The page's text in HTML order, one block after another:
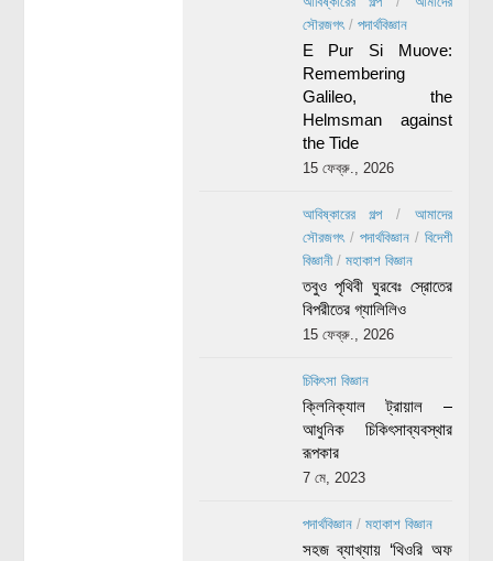
সৌরজগৎ/ পদার্থবিজ্ঞান
E Pur Si Muove:
Remembering
Galileo, the
Helmsman against
the Tide
15 ফেব্রু., 2026
আবিষ্কারের গল্প/ আমাদের
সৌরজগৎ/ পদার্থবিজ্ঞান/ বিদেশী
বিজ্ঞানী/ মহাকাশ বিজ্ঞান
তবুও পৃথিবী ঘুরবেঃ স্রোতের
বিপরীতের গ্যালিলিও
15 ফেব্রু., 2026
চিকিৎসা বিজ্ঞান
ক্লিনিক্যাল ট্রায়াল –
আধুনিক চিকিৎসাব্যবস্থার
রূপকার
7 মে, 2023
পদার্থবিজ্ঞান/ মহাকাশ বিজ্ঞান
সহজ ব্যাখ্যায় ‘থিওরি অফ